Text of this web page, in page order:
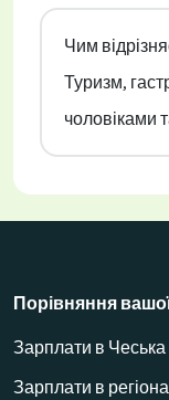
Чим
Туризм,
чоловіками
Порівняння
Зарплати в Чеська
Зарплати в